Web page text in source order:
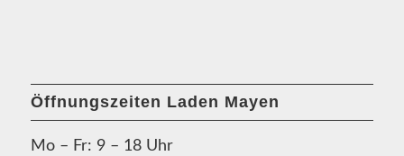
Öffnungszeiten Laden Mayen
Mo – Fr: 9 – 18 Uhr